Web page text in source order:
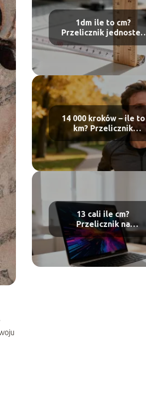
1dm ile to cm?
Przelicznik jednostek
14 000 kroków – ile to
km? Przelicznik
dystansu
13 cali ile cm?
Przelicznik na
centymetry